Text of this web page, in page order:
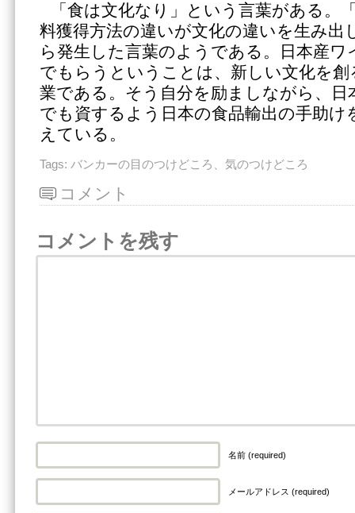
「食は文化なり」という言葉がある。
料獲得方法の違いが文化の違いを生み出
ら発生した言葉のようである。日本産
でもらうということは、新しい文化を
業である。そう自分を励ましながら、日
でも資するよう日本の食品輸出の手助
えている。
Tags: バンカーの目のつけどころ、気のつけどころ
コメント
コメントを残す
名前 (required)
メールアドレス (required)